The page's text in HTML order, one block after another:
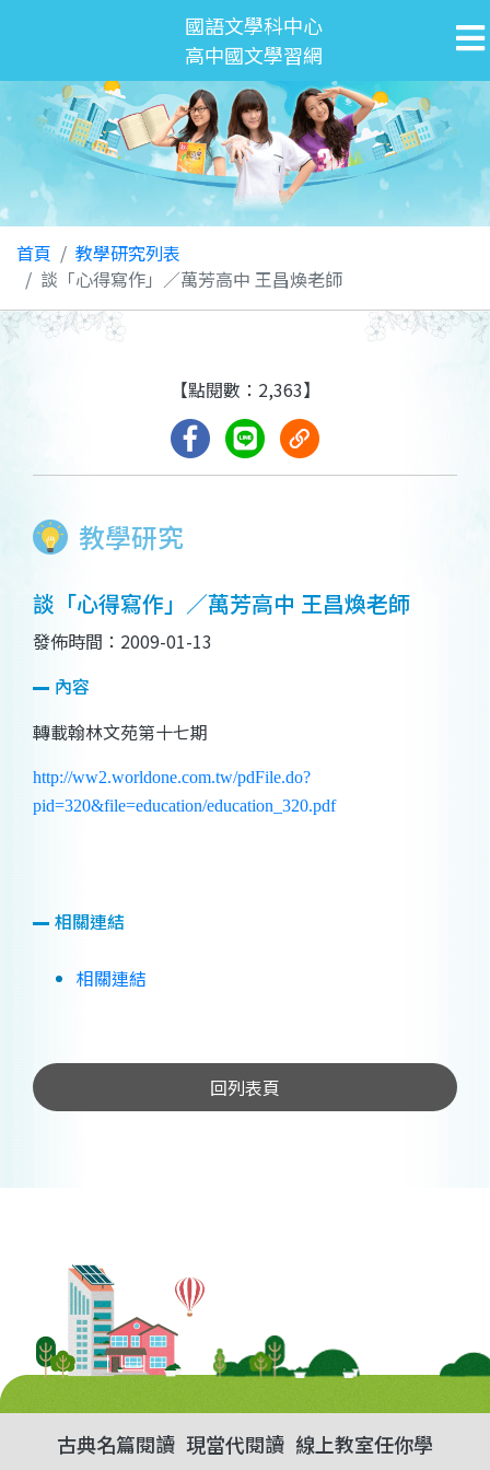
國語文學科中心
高中國文學習網
首頁
教學研究列表
談「心得寫作」／萬芳高中 王昌煥老師
教學研究
【點閱數：2,363】
談「心得寫作」／萬芳高中 王昌煥老師
發佈時間：2009-01-13
內容
轉載翰林文苑第十七期
http://ww2.worldone.com.tw/pdFile.do?
pid=320&file=education/education_320.pdf
相關連結
相關連結
回列表頁
古典名篇閱讀 現當代閱讀 線上教室任你學